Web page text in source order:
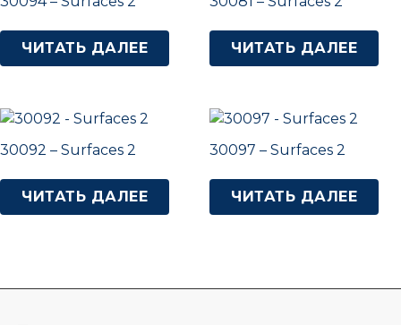
ЧИТАТЬ ДАЛЕЕ ЧИТАТЬ ДАЛЕЕ
30092 – Surfaces 2
ЧИТАТЬ ДАЛЕЕ
30097 – Surfaces 2
ЧИТАТЬ ДАЛЕЕ